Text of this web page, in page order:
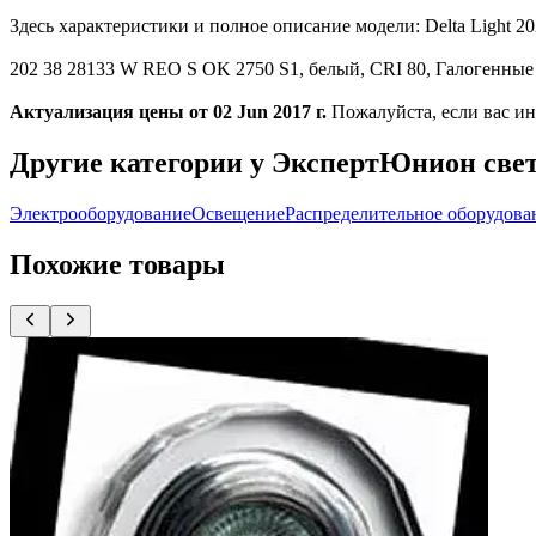
Здесь характеристики и полное описание модели: Delta Light
202 38 28133 W REO S OK 2750 S1, белый, CRI 80,
Актуализация цены от 02 Jun 2017 г. Пожалуйста, если вас
Другие категории у ЭкспертЮнион
ЭлектрооборудованиеОсвещениеРаспределительное
Похожие товары